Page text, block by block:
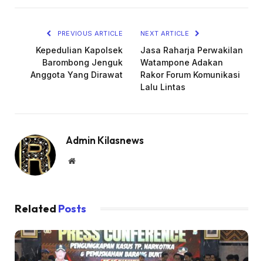
PREVIOUS ARTICLE
Kepedulian Kapolsek
Barombong Jenguk
Anggota Yang Dirawat
NEXT ARTICLE
Jasa Raharja Perwakilan
Watampone Adakan
Rakor Forum Komunikasi
Lalu Lintas
Admin Kilasnews
Website
Related Posts